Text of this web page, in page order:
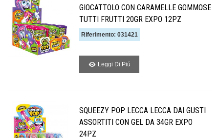
GIOCATTOLO CON CARAMELLE GOMMOSE
TUTTI FRUTTI 20GR EXPO 12PZ
Riferimento: 031421
Leggi Di Piú
SQUEEZY POP LECCA LECCA DAI GUSTI
ASSORTITI CON GEL DA 34GR EXPO
24PZ